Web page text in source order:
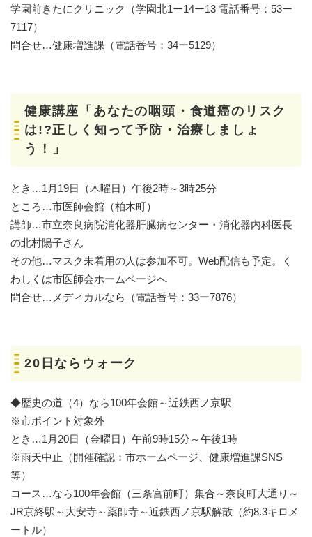
学園前きたにクリニック（学園北1ー14ー13 電話番号：53ー
7117）
問合せ…健康増進課（電話番号：34ー5129）
健康講座「あなたの咽頭・食道癌のリスク
は!?正しく知って予防・治療しましょ
う！」
とき…1月19日（木曜日）午後2時～3時25分
ところ…市医師会館（柏木町）
講師…市立奈良病院消化器肝臓病センター・消化器内科医長
の北村陽子さん
その他…マスク未着用の人は参加不可。Web配信も予定。く
わしくは市医師会ホームページへ
問合せ…メディカルなら（電話番号：33ー7876）
20日ならウォーク
◆歴史の道（4）なら100年会館～近鉄西ノ京駅
※市ポイント対象外
とき…1月20日（金曜日）午前9時15分～午後1時
※雨天中止（開催確認：市ホームページ、健康増進課SNS
等）
コース…なら100年会館（三条宮前町）集合～奈良町大通り～
JR京終駅～大安寺～薬師寺～近鉄西ノ京駅解散（約8.3キロメ
ートル）